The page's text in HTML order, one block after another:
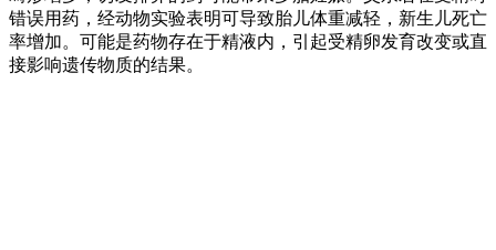
错误用药，经动物实验表明可导致胎儿体重减轻，新生儿死亡
率增加。可能是药物存在于精液内，引起受精卵发育改变或直
接影响遗传物质的结果。